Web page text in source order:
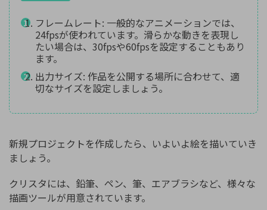
フレームレート: 一般的なアニメーションでは、
24fpsが使われています。滑らかな動きを表現し
たい場合は、30fpsや60fpsを設定することもあり
ます。
出力サイズ: 作品を公開する場所に合わせて、適
切なサイズを設定しましょう。
新規プロジェクトを作成したら、いよいよ絵を描いていき
ましょう。
クリスタには、鉛筆、ペン、筆、エアブラシなど、様々な
描画ツールが用意されています。